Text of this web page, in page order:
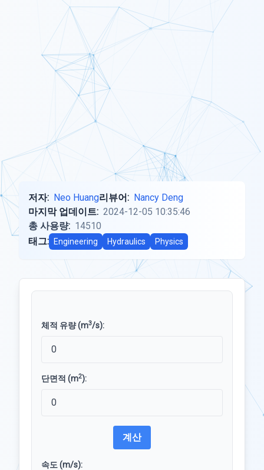
저자: Neo Huang리뷰어: Nancy Deng
마지막 업데이트: 2024-12-05 10:35:46
총 사용량: 14510
태그:
Engineering Hydraulics Physics
체적 유량 (m3/s):
단면적 (m2):
계산
속도 (m/s):